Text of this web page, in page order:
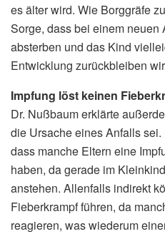
es älter wird. Wie Borggräfe
Sorge, dass bei einem neuen
absterben und das Kind
Entwicklung zurückbleiben
Impfung löst keinen
Dr. Nußbaum erklärte
die Ursache eines Anfalls
dass manche Eltern eine
haben, da gerade im
anstehen. Allenfalls indirekt
Fieberkrampf führen, da
reagieren, was wiederum